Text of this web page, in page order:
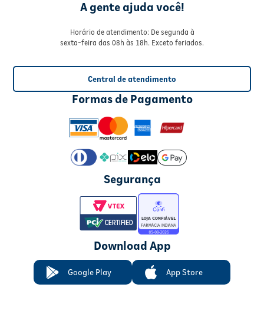
A gente ajuda você!
Horário de atendimento: De segunda à
sexta-feira das 08h às 18h. Exceto feriados.
Central de atendimento
Formas de Pagamento
Segurança
Download App
Google Play App Store